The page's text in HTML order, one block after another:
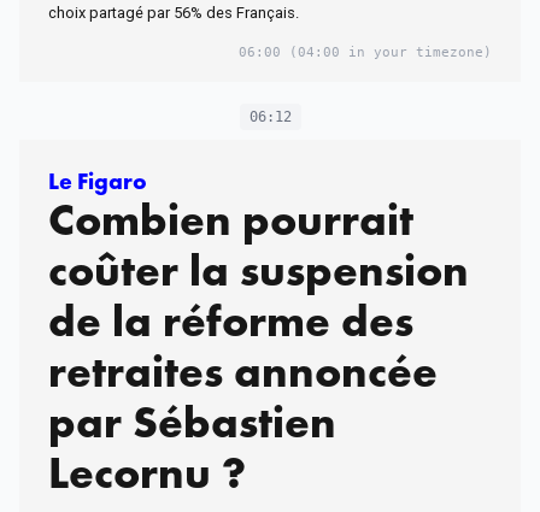
choix partagé par 56% des Français.
06:00 (04:00 in your timezone)
06:12
Le Figaro
Combien pourrait
coûter la suspension
de la réforme des
retraites annoncée
par Sébastien
Lecornu ?